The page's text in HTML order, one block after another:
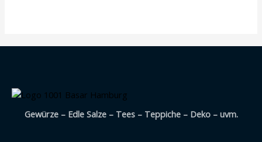
Gewürze – Edle Salze – Tees – Teppiche – Deko – uvm.